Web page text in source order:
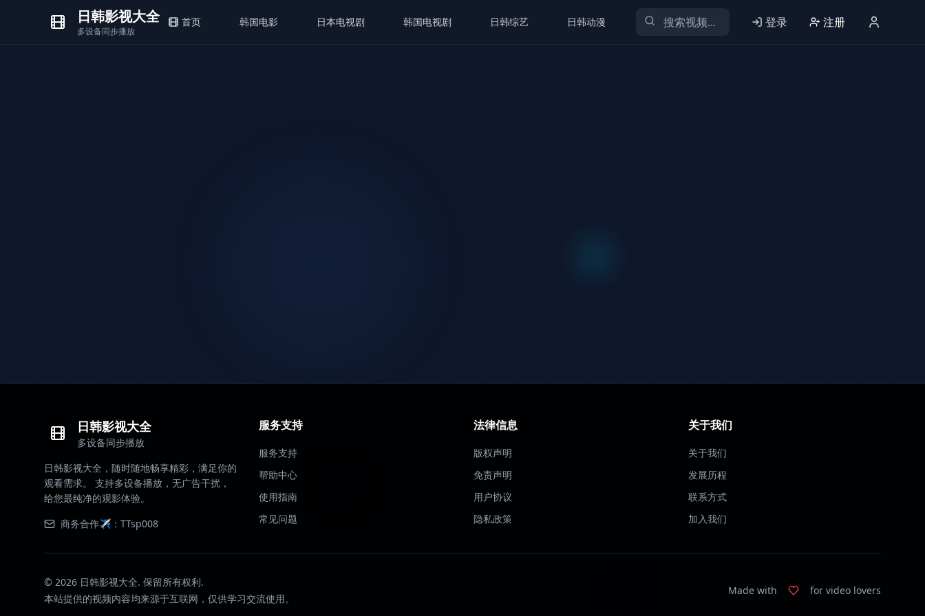
日韩影视大全
多设备同步播放
首页 韩国电影 日本电视剧 韩国电视剧 日韩综艺 日韩动漫 登录 注册
日韩影视大全
多设备同步播放
日韩影视大全，随时随地畅享精彩，满足你的
观看需求。 支持多设备播放，无广告干扰，
给您最纯净的观影体验。
商务合作✈️：TTsp008
服务支持
服务支持
帮助中心
使用指南
常见问题
法律信息
版权声明
免责声明
用户协议
隐私政策
关于我们
关于我们
发展历程
联系方式
加入我们
© 2026 日韩影视大全. 保留所有权利.
本站提供的视频内容均来源于互联网，仅供学习交流使用。
Made with for video lovers